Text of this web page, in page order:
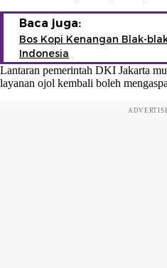
Baca juga:
Bos Kopi Kenangan Blak-
Indonesia
Lantaran pemerintah DKI Jakarta
layanan ojol kembali boleh